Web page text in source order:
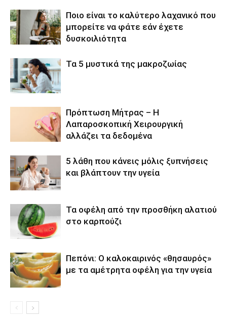
Ποιο είναι το καλύτερο λαχανικό που
μπορείτε να φάτε εάν έχετε
δυσκοιλιότητα
Τα 5 μυστικά της μακροζωίας
Πρόπτωση Μήτρας – Η
Λαπαροσκοπική Χειρουργική
αλλάζει τα δεδομένα
5 λάθη που κάνεις μόλις ξυπνήσεις
και βλάπτουν την υγεία
Τα οφέλη από την προσθήκη αλατιού
στο καρπούζι
Πεπόνι: Ο καλοκαιρινός «θησαυρός»
με τα αμέτρητα οφέλη για την υγεία